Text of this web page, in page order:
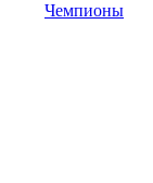
Чемпионы